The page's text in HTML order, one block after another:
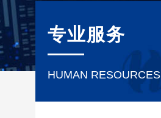
专业服务
HUMAN RESOURCES